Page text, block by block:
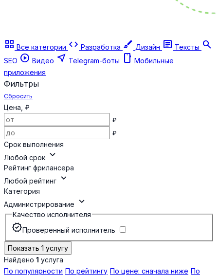
grid_view Все категории code Разработка brush Дизайн article Тексты search
SEO play_circle Видео near_me Telegram-боты smartphone Мобильные
приложения
Фильтры
Сбросить
Цена, ₽
₽
₽
Срок выполнения
Любой срок expand_more
Рейтинг фрилансера
Любой рейтинг expand_more
Категория
Администрирование expand_more
Качество исполнителя
verifiedПроверенный исполнитель
Показать 1 услугу
Найдено 1 услуга
По популярности По рейтингу По цене: сначала ниже По